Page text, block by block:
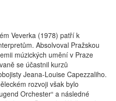
Veverka (1978) patří k
Absolvoval Pražskou
múzických umění v Praze
se účastnil kurzů
Jeana-Louise Capezzaliho.
rozvoji však bylo
Orchester“ a následné